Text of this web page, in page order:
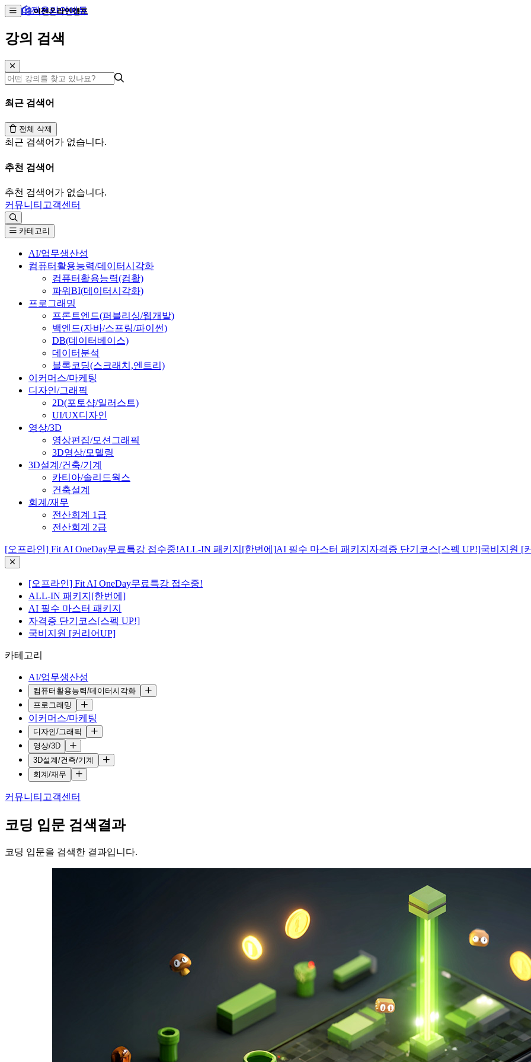
이젠온라인에듀
강의 검색
최근 검색어
전체 삭제
최근 검색어가 없습니다.
추천 검색어
추천 검색어가 없습니다.
커뮤니티 고객센터
카테고리
AI/업무생산성
컴퓨터활용능력/데이터시각화
컴퓨터활용능력(컴활)
파워BI(데이터시각화)
프로그래밍
프론트엔드(퍼블리싱/웹개발)
백엔드(자바/스프링/파이썬)
DB(데이터베이스)
데이터분석
블록코딩(스크래치,엔트리)
이커머스/마케팅
디자인/그래픽
2D(포토샵/일러스트)
UI/UX디자인
영상/3D
영상편집/모션그래픽
3D영상/모델링
3D설계/건축/기계
카티아/솔리드웍스
건축설계
회계/재무
전산회계 1급
전산회계 2급
[오프라인] Fit AI OneDay무료특강 접수중!ALL-IN 패키지[한번에]AI 필수 마스터 패키지 자격증 단기코스[스펙 UP!]국비지원 [
[오프라인] Fit AI OneDay무료특강 접수중!
ALL-IN 패키지[한번에]
AI 필수 마스터 패키지
자격증 단기코스[스펙 UP!]
국비지원 [커리어UP]
카테고리
AI/업무생산성
컴퓨터활용능력/데이터시각화
프로그래밍
이커머스/마케팅
디자인/그래픽
영상/3D
3D설계/건축/기계
회계/재무
커뮤니티 고객센터
코딩 입문 검색결과
코딩 입문을 검색한 결과입니다.